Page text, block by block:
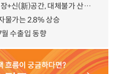
“초(超)성장+신(新)공간, 대체불가 산업강국”
물가는 2.8% 상승
수출입 동향